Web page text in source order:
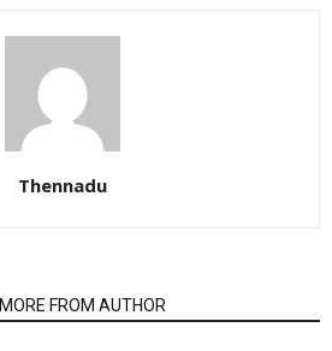
Thennadu
MORE FROM AUTHOR